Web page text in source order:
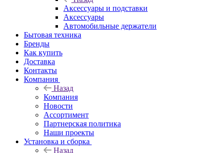
Аксессуары и подставки
Аксессуары
Автомобильные держатели
Бытовая техника
Бренды
Как купить
Доставка
Контакты
Компания
Назад
Компания
Новости
Ассортимент
Партнерская политика
Наши проекты
Установка и сборка
Назад